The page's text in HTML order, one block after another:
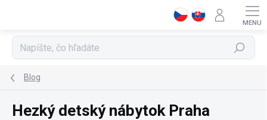
Hľadať
Blog
Hezký detský nábytok Praha